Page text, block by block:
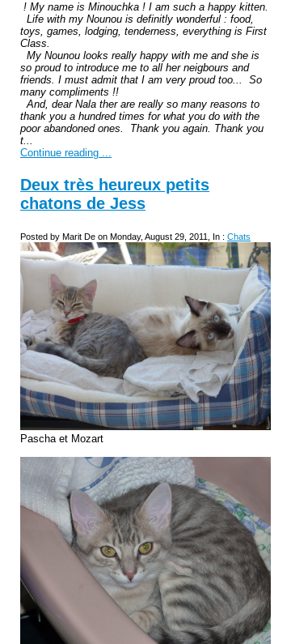
! My name is Minouchka ! I am such a happy kitten.
Life with my Nounou is definitly wonderful : food,
toys, games, lodging, tenderness, everything is First
Class.
My Nounou looks really happy with me and she is
so proud to introduce me to all her neigbours and
friends. I must admit that I am very proud too... So
many compliments !!
And, dear Nala ther are really so many reasons to
thank you a hundred times for what you do with the
poor abandoned ones. Thank you again. Thank you
t...
Continue reading ...
Deux très heureux petits
chatons de Jess
Posted by Marit De on Monday, August 29, 2011, In : Chats
Pascha et Mozart